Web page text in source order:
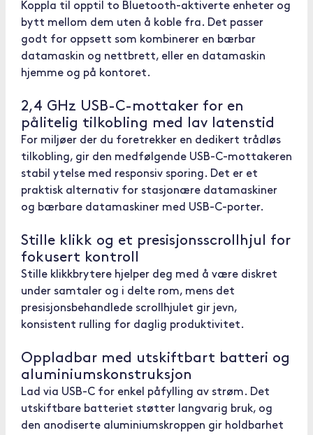
Koppla til opptil to Bluetooth-aktiverte enheter og
bytt mellom dem uten å koble fra. Det passer
godt for oppsett som kombinerer en bærbar
datamaskin og nettbrett, eller en datamaskin
hjemme og på kontoret.
2,4 GHz USB-C-mottaker for en
pålitelig tilkobling med lav latenstid
For miljøer der du foretrekker en dedikert trådløs
tilkobling, gir den medfølgende USB-C-mottakeren
stabil ytelse med responsiv sporing. Det er et
praktisk alternativ for stasjonære datamaskiner
og bærbare datamaskiner med USB-C-porter.
Stille klikk og et presisjonsscrollhjul for
fokusert kontroll
Stille klikkbrytere hjelper deg med å være diskret
under samtaler og i delte rom, mens det
presisjonsbehandlede scrollhjulet gir jevn,
konsistent rulling for daglig produktivitet.
Oppladbar med utskiftbart batteri og
aluminiumskonstruksjon
Lad via USB-C for enkel påfylling av strøm. Det
utskiftbare batteriet støtter langvarig bruk, og
den anodiserte aluminiumskroppen gir holdbarhet